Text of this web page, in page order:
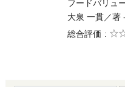
フードバリュ
大泉 一貫／著
総合評価
5段